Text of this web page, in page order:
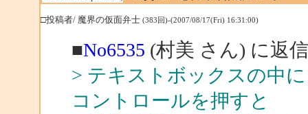
□投稿者/ 魔界の仮面弁士 (383回)-(2007/08/17(Fri) 16:31:00)
■No6535 (村美 さん) に返信
> テキストボックスの中
コントロールを押すと